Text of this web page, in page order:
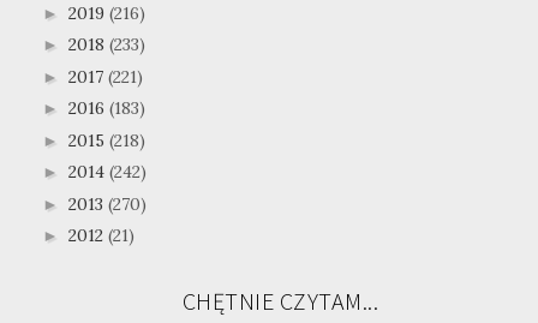
► 2019 (216)
► 2018 (233)
► 2017 (221)
► 2016 (183)
► 2015 (218)
► 2014 (242)
► 2013 (270)
► 2012 (21)
CHĘTNIE CZYTAM...